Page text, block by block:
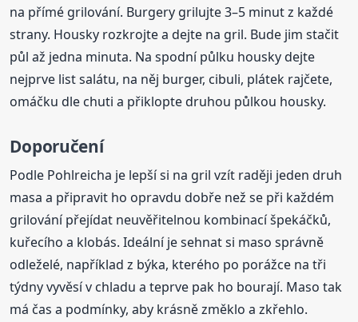
na přímé grilování. Burgery grilujte 3–5 minut z každé
strany. Housky rozkrojte a dejte na gril. Bude jim stačit
půl až jedna minuta. Na spodní půlku housky dejte
nejprve list salátu, na něj burger, cibuli, plátek rajčete,
omáčku dle chuti a přiklopte druhou půlkou housky.
Doporučení
Podle Pohlreicha je lepší si na gril vzít raději jeden druh
masa a připravit ho opravdu dobře než se při každém
grilování přejídat neuvěřitelnou kombinací špekáčků,
kuřecího a klobás. Ideální je sehnat si maso správně
odleželé, například z býka, kterého po porážce na tři
týdny vyvěsí v chladu a teprve pak ho bourají. Maso tak
má čas a podmínky, aby krásně změklo a zkřehlo.